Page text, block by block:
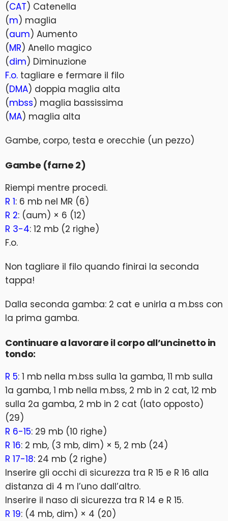
(CAT) Catenella
(m) maglia
(aum) Aumento
(MR) Anello magico
(dim) Diminuzione
F.o. tagliare e fermare il filo
(DMA) doppia maglia alta
(mbss) maglia bassissima
(MA) maglia alta
Gambe, corpo, testa e orecchie (un pezzo)
Gambe (farne 2)
Riempi mentre procedi.
R 1: 6 mb nel MR (6)
R 2: (aum) × 6 (12)
R 3-4: 12 mb (2 righe)
F.o.
Non tagliare il filo quando finirai la seconda
tappa!
Dalla seconda gamba: 2 cat e unirla a m.bss con
la prima gamba.
Continuare a lavorare il corpo all’uncinetto in
tondo:
R 5: 1 mb nella m.bss sulla 1a gamba, 11 mb sulla
1a gamba, 1 mb nella m.bss, 2 mb in 2 cat, 12 mb
sulla 2a gamba, 2 mb in 2 cat (lato opposto)
(29)
R 6-15: 29 mb (10 righe)
R 16: 2 mb, (3 mb, dim) × 5, 2 mb (24)
R 17-18: 24 mb (2 righe)
Inserire gli occhi di sicurezza tra R 15 e R 16 alla
distanza di 4 m l’uno dall’altro.
Inserire il naso di sicurezza tra R 14 e R 15.
R 19: (4 mb, dim) × 4 (20)